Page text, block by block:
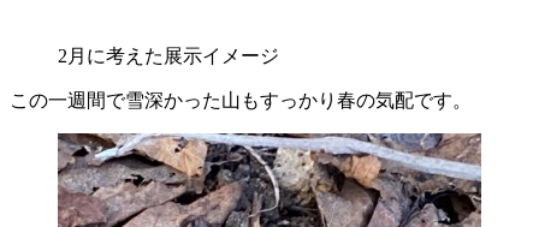
2月に考えた展示イメージ
この一週間で雪深かった山もすっかり春の気配です。